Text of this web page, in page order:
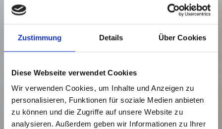
Zustimmung Details Über Cookies
Diese Webseite verwendet Cookies
Wir verwenden Cookies, um Inhalte und Anzeigen zu
personalisieren, Funktionen für soziale Medien anbieten
zu können und die Zugriffe auf unsere Website zu
analysieren. Außerdem geben wir Informationen zu Ihrer